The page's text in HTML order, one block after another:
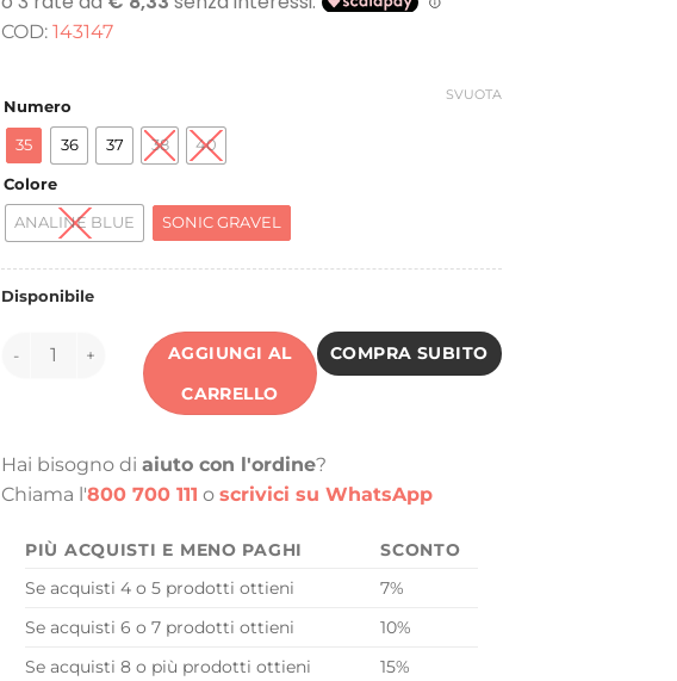
originaleattuale
COD: 143147
Numero
35 36 37 38 40
Colore
ANALINE BLUE SONIC GRAVEL
SVUOTA
Disponibile
143147 quantità
AGGIUNGI AL
CARRELLO
COMPRA SUBITO
Hai bisogno di aiuto con l'ordine?
Chiama l'800 700 111 o scrivici su WhatsApp
PIÙ ACQUISTI E MENO PAGHI
SCONTO
Se acquisti 4 o 5 prodotti ottieni
7%
Se acquisti 6 o 7 prodotti ottieni
10%
Se acquisti 8 o più prodotti ottieni
15%